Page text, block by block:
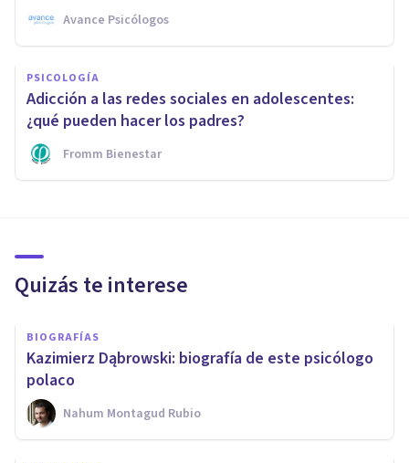
Avance Psicólogos
PSICOLOGÍA
Adicción a las redes sociales en adolescentes:
¿qué pueden hacer los padres?
Fromm Bienestar
Quizás te interese
BIOGRAFÍAS
Kazimierz Dąbrowski: biografía de este psicólogo
polaco
Nahum Montagud Rubio